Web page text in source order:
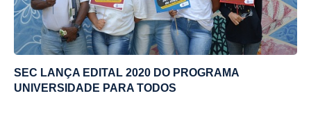
SEC LANÇA EDITAL 2020 DO PROGRAMA
UNIVERSIDADE PARA TODOS